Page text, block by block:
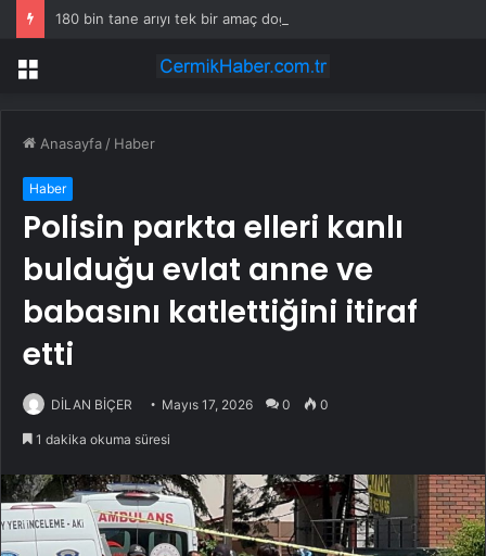
180 bin tane arıyı tek bir amaç doğaya saldılar
Menü
Anasayfa / Haber
Haber
Polisin parkta elleri kanlı
bulduğu evlat anne ve
babasını katlettiğini itiraf
etti
DİLAN BİÇER Mayıs 17, 2026 0 0
1 dakika okuma süresi